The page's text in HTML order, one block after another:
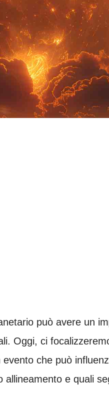
può avere un
Oggi, ci
che può
allineamento e quali